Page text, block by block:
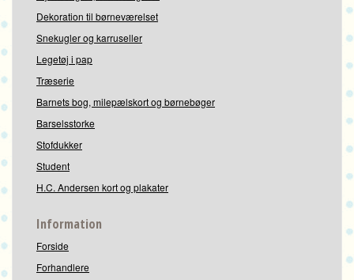
Dekoration til børneværelset
Snekugler og karruseller
Legetøj i pap
Træserie
Barnets bog, milepælskort og børnebøger
Barselsstorke
Stofdukker
Student
H.C. Andersen kort og plakater
Information
Forside
Forhandlere